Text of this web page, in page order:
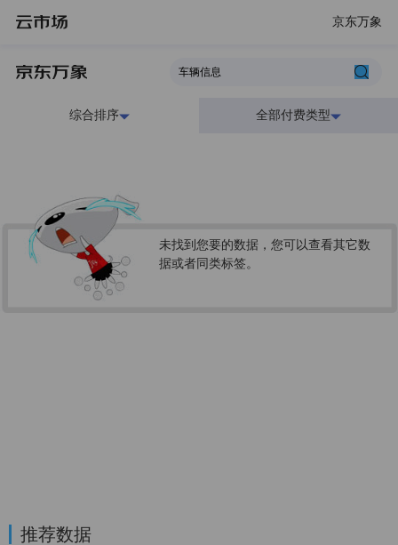
京东万象
综合排序 全部付费类型
未找到您要的数据，您可以查看其它数
据或者同类标签。
推荐数据